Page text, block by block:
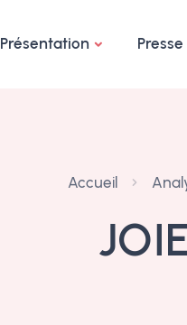
Présentation
Presse
Accueil